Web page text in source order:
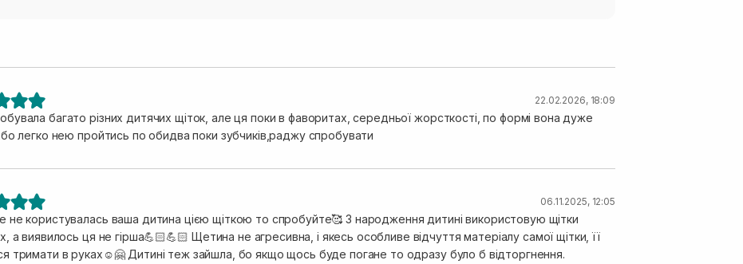
22.02.2026, 18:09
багато різних дитячих щіток, але ця поки в фаворитах, середньої жорсткості, по формі вона дуже
легко нею пройтись по обидва поки зубчиків,раджу спробувати
06.11.2025, 12:05
не користувалась ваша дитина цією щіткою то спробуйте🥰 З народження дитині використовую щітки
а виявилось ця не гірша💪🏻💪🏻 Щетина не агресивна, і якесь особливе відчуття матеріалу самої щітки, її
тримати в руках☺️🤗 Дитині теж зайшла, бо якщо щось буде погане то одразу було б відторгнення.